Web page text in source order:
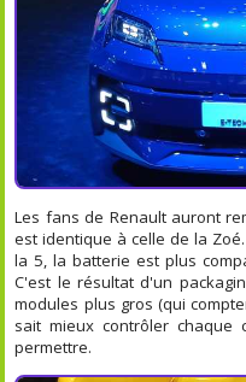
Les fans de Renault auront
est identique à celle de la
la 5, la batterie est plus
C'est le résultat d'un
modules plus gros (qui
sait mieux contrôler
permettre.